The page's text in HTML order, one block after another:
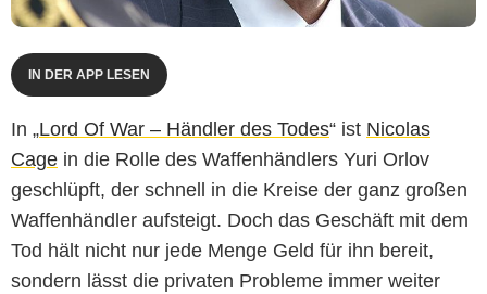
IN DER APP LESEN
In „Lord Of War – Händler des Todes“ ist Nicolas
Cage in die Rolle des Waffenhändlers Yuri Orlov
geschlüpft, der schnell in die Kreise der ganz großen
Waffenhändler aufsteigt. Doch das Geschäft mit dem
Tod hält nicht nur jede Menge Geld für ihn bereit,
sondern lässt die privaten Probleme immer weiter